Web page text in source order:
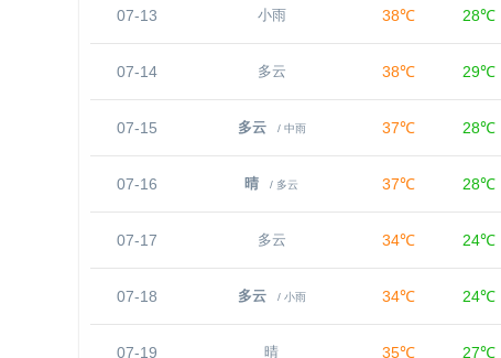
07-13 小雨 38℃ 28℃
07-14 多云 38℃ 29℃
07-15 多云 / 中雨 37℃ 28℃
07-16 晴 / 多云 37℃ 28℃
07-17 多云 34℃ 24℃
07-18 多云 / 小雨 34℃ 24℃
07-19 晴 35℃ 27℃